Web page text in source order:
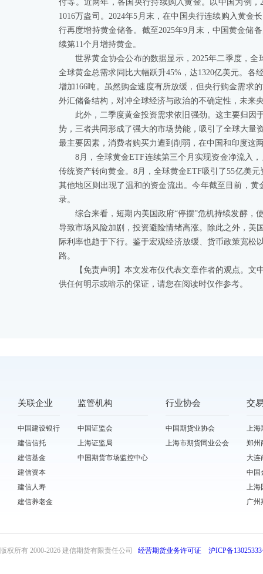
付等。近两年，各国央行持续购入黄金。以中国为例
1016万盎司。2024年5月末，在中国央行连续购入黄金
行再度增持黄金储备。截至2025年9月末，中国黄金储
续第11个月增持黄金。
世界黄金协会公布的数据显示，2025年二季度，
全球黄金总需求同比大幅跃升45%，达1320亿美元。
增加166吨。虽然购金速度有所放缓，但央行购金需求
外汇储备结构，对冲全球经济与政治的不确定性，未来
此外，二季度黄金投资需求依旧强劲。这主要归因
势，三者共同形成了强大的市场势能，吸引了全球大量
最主要因素，消费者购买力遭到削弱，在中国和印度这
8月，全球黄金ETF连续第三个月实现资金净流入
传统资产转向黄金。8月，全球黄金ETF吸引了55亿美
其他地区则出现了温和的资金流出。今年截至目前，
录。
综合来看，短期内美国政府“停摆”危机持续发酵，
导致市场风险加剧，投资避险情绪高涨。除此之外，美
际利率也趋于下行。鉴于宏观经济放缓、货币政策宽
路。
【免责声明】本文发布仅代表文章作者的观点。
供任何明示或暗示的保证，请您在阅读时仅作参考。
关联企业
中国建设银行
建信信托
建信基金
建信资本
建信人寿
建信养老金
监管机构
中国证监会
上海证监局
中国期货市场监控中心
行业协会
中国期货业协会
上海市期货同业公会
交
上海
郑州
大连
中国
上海
广州
版权所有 2000-2026 建信期货有限责任公司 经营期货业务许可证 沪ICP备